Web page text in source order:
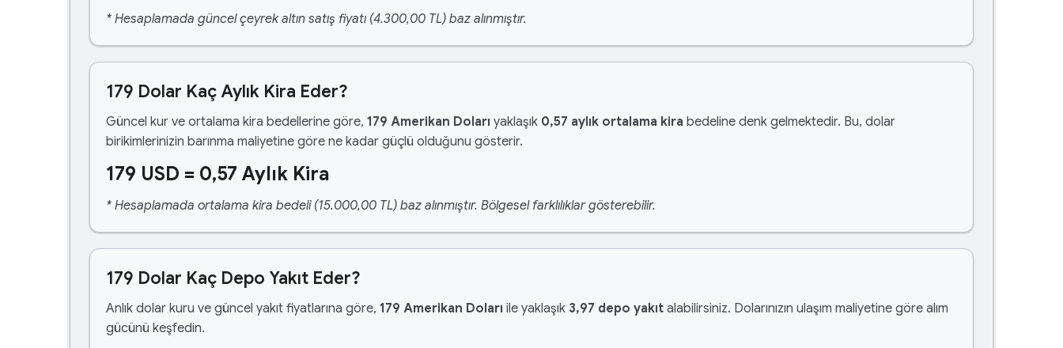
* Hesaplamada güncel çeyrek altın satış fiyatı (4.300,00 TL) baz alınmıştır.
179 Dolar Kaç Aylık Kira Eder?
Güncel kur ve ortalama kira bedellerine göre, 179 Amerikan Doları yaklaşık 0,57 aylık ortalama kira bedeline denk gelmektedir. Bu, dolar
birikimlerinizin barınma maliyetine göre ne kadar güçlü olduğunu gösterir.
179 USD = 0,57 Aylık Kira
* Hesaplamada ortalama kira bedeli (15.000,00 TL) baz alınmıştır. Bölgesel farklılıklar gösterebilir.
179 Dolar Kaç Depo Yakıt Eder?
Anlık dolar kuru ve güncel yakıt fiyatlarına göre, 179 Amerikan Doları ile yaklaşık 3,97 depo yakıt alabilirsiniz. Dolarınızın ulaşım maliyetine göre alım
gücünü keşfedin.